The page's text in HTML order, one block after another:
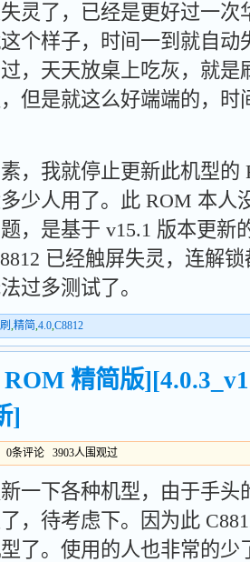
灵了，已经是更好过一次
个样子，时间一到就自动
，天天放桌上吃灰，就是
但是就这么好端端的，时
我就停止更新此机型的
少人用了。此 ROM 本人
，是基于 v15.1 版本更新
已经触屏失灵，连解
过多测试了。
,精简,4.0,C8812
精简版
]
0条评论 3903人围观过
下各种机型，由于手头
，待考虑下。因为此
了。使用的人也非常的少